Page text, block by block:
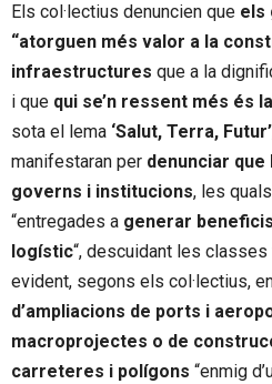
Els col·lectius denuncien que els
“atorguen més valor a la
infraestructures que a la
i que qui se’n ressent més és
sota el lema ‘Salut, Terra, Futur’
manifestaran per denunciar
governs i institucions, les
“entregades a generar
logístic“, descuidant les
evident, segons els col·lectius,
d’ampliacions de ports i
macroprojectes o de
carreteres i polígons “enmig